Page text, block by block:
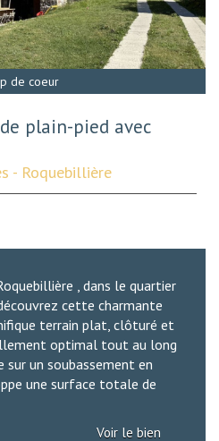
Compromis
de coeur
plain-pied avec
- Roquebillière
, dans le quartier
cette charmante
terrain plat, clôturé et
optimal tout au long
sur un soubassement en
une surface totale de
Voir le bien